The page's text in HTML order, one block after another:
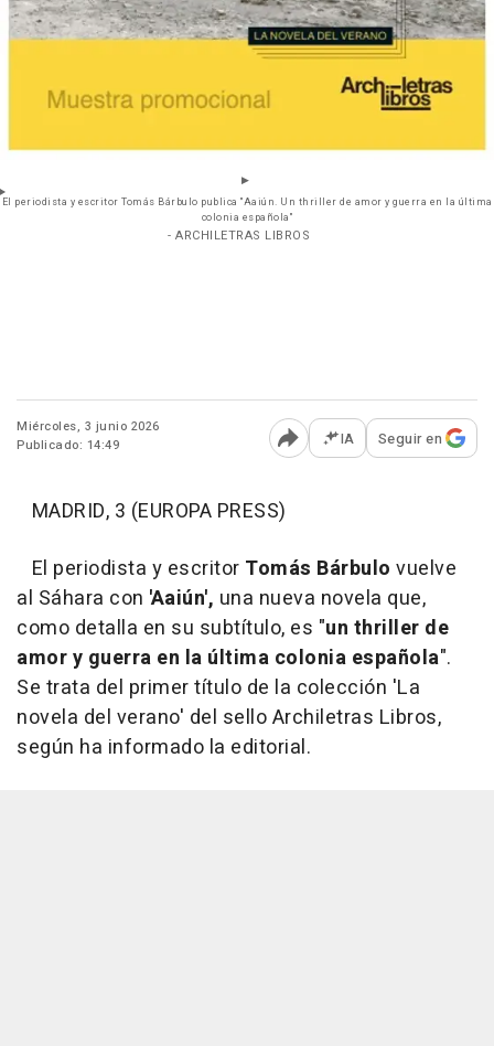
El periodista y escritor Tomás Bárbulo publica "Aaiún. Un thriller de amor y guerra en la última
colonia española"
- ARCHILETRAS LIBROS
Miércoles, 3 junio 2026
Publicado: 14:49
Abrir opciones para
IA Seguir en
MADRID, 3 (EUROPA PRESS)
El periodista y escritor Tomás Bárbulo vuelve
al Sáhara con 'Aaiún', una nueva novela que,
como detalla en su subtítulo, es "un thriller de
amor y guerra en la última colonia española".
Se trata del primer título de la colección 'La
novela del verano' del sello Archiletras Libros,
según ha informado la editorial.